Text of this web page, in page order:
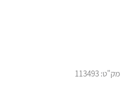
מק"ט:113493